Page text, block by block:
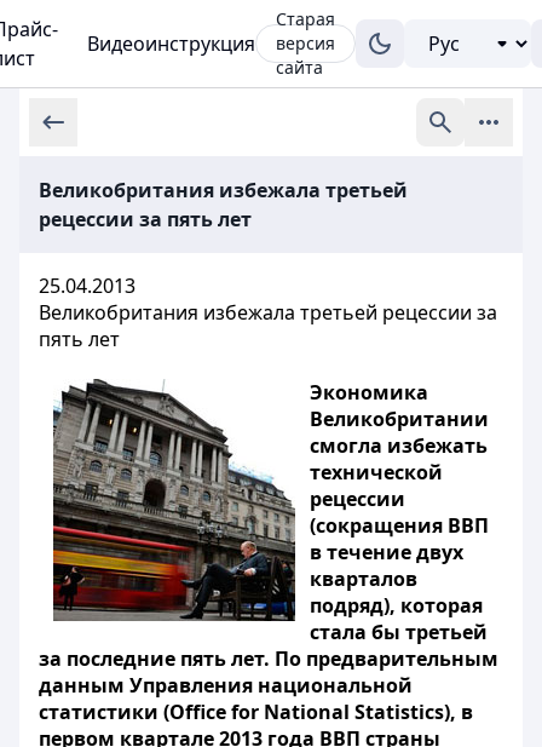
Видеоинструкция
Старая
версия
сайта
Великобритания избежала третьей
рецессии за пять лет
25.04.2013
Великобритания избежала третьей рецессии за
пять лет
Экономика
Великобритании
смогла избежать
технической
рецессии
(сокращения ВВП
в течение двух
кварталов
подряд), которая
стала бы третьей
за последние пять лет. По предварительным
данным Управления национальной
статистики (Office for National Statistics), в
первом квартале 2013 года ВВП страны